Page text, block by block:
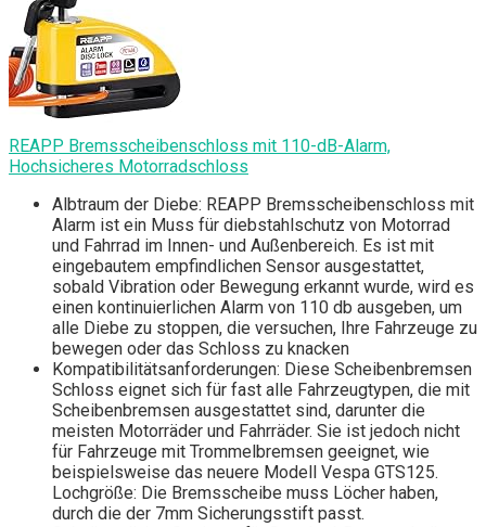
REAPP Bremsscheibenschloss mit 110-dB-Alarm,
Hochsicheres Motorradschloss
Albtraum der Diebe: REAPP Bremsscheibenschloss mit
Alarm ist ein Muss für diebstahlschutz von Motorrad
und Fahrrad im Innen- und Außenbereich. Es ist mit
eingebautem empfindlichen Sensor ausgestattet,
sobald Vibration oder Bewegung erkannt wurde, wird es
einen kontinuierlichen Alarm von 110 db ausgeben, um
alle Diebe zu stoppen, die versuchen, Ihre Fahrzeuge zu
bewegen oder das Schloss zu knacken
Kompatibilitätsanforderungen: Diese Scheibenbremsen
Schloss eignet sich für fast alle Fahrzeugtypen, die mit
Scheibenbremsen ausgestattet sind, darunter die
meisten Motorräder und Fahrräder. Sie ist jedoch nicht
für Fahrzeuge mit Trommelbremsen geeignet, wie
beispielsweise das neuere Modell Vespa GTS125.
Lochgröße: Die Bremsscheibe muss Löcher haben,
durch die der 7mm Sicherungsstift passt.